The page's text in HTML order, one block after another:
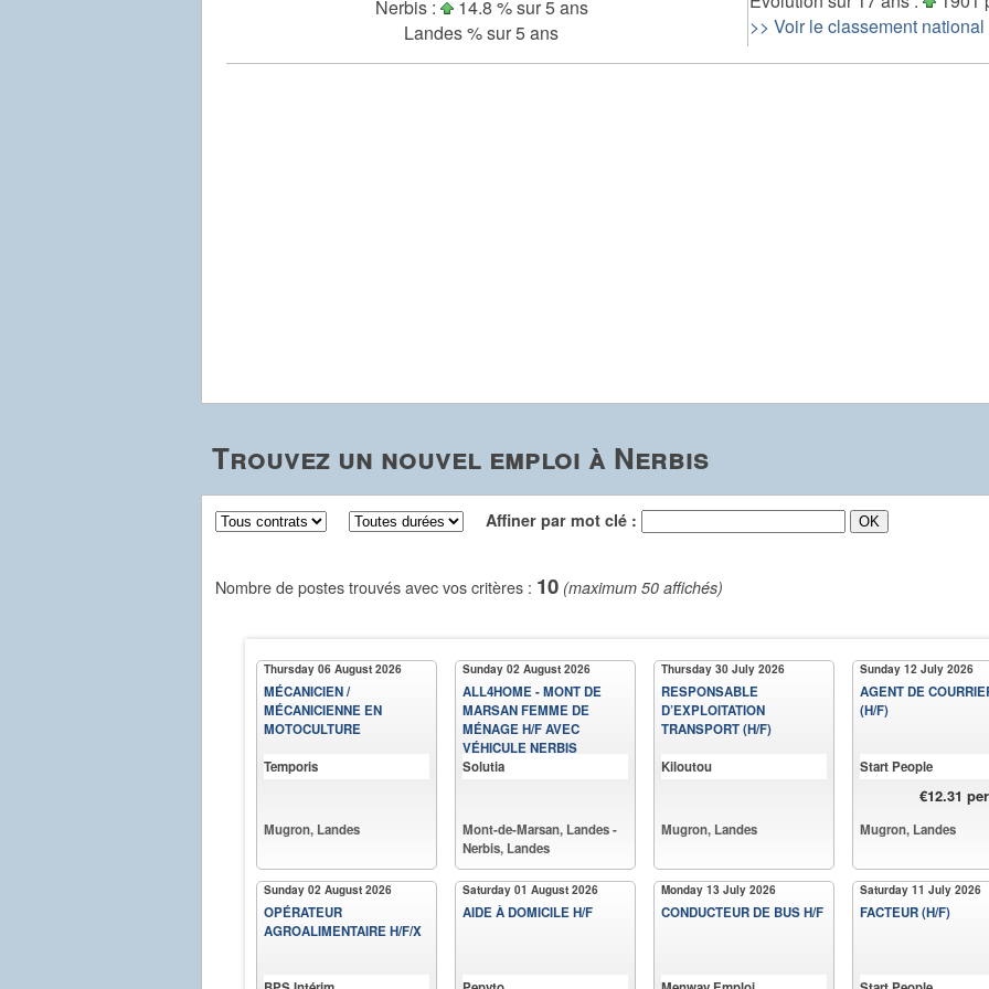
Nerbis :
14.8 % sur 5 ans
Landes % sur 5 ans
>> Voir le classement national
Trouvez un nouvel emploi à Nerbis
Affiner par mot clé :
Nombre de postes trouvés avec vos critères : 10 (maximum 50 affichés)
Thursday 06 August 2026
MÉCANICIEN /
MÉCANICIENNE EN
MOTOCULTURE
Temporis
Mugron, Landes
Sunday 02 August 2026
OPÉRATEUR
AGROALIMENTAIRE H/F/X
Sunday 02 August 2026
ALL4HOME - MONT DE
MARSAN FEMME DE
MÉNAGE H/F AVEC
VÉHICULE NERBIS
Solutia
Mont-de-Marsan, Landes -
Nerbis, Landes
Saturday 01 August 2026
AIDE À DOMICILE H/F
Thursday 30 July 2026
RESPONSABLE
D’EXPLOITATION
TRANSPORT (H/F)
Kiloutou
Mugron, Landes
Monday 13 July 2026
CONDUCTEUR DE BUS H/F
Sunday 12 July 2026
AGENT DE
(H/F)
Start People
€12.31
Mugron, Landes
Saturday 11 July 2026
FACTEUR (H/F)